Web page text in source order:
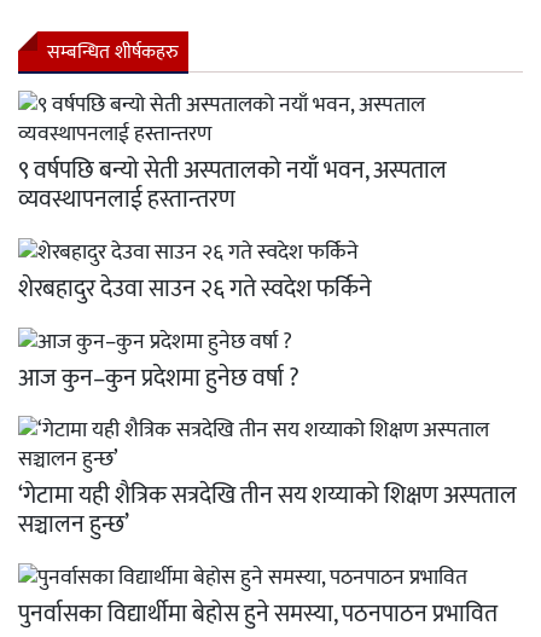
सम्बन्धित शीर्षकहरु
९ वर्षपछि बन्यो सेती अस्पतालको नयाँ भवन, अस्पताल
व्यवस्थापनलाई हस्तान्तरण
शेरबहादुर देउवा साउन २६ गते स्वदेश फर्किने
आज कुन–कुन प्रदेशमा हुनेछ वर्षा ?
‘गेटामा यही शैत्रिक सत्रदेखि तीन सय शय्याको शिक्षण अस्पताल
सञ्चालन हुन्छ’
पुनर्वासका विद्यार्थीमा बेहोस हुने समस्या, पठनपाठन प्रभावित